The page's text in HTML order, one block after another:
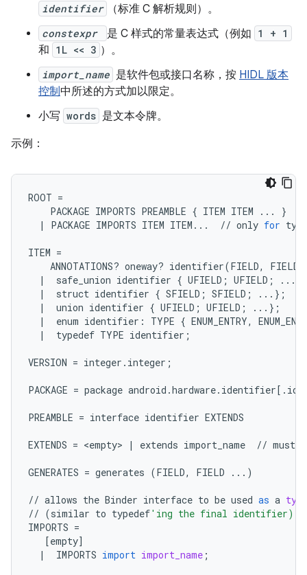
identifier （标准 C 解析规则）。
constexpr 是 C 样式的常量表达式（例如 1 + 1
和 1L << 3 ）。
import_name 是软件包或接口名称，按 HIDL 版本
控制中所述的方式加以限定。
小写 words 是文本令牌。
示例：
ROOT =
PACKAGE IMPORTS PREAMBLE { ITEM ITEM ... }
|
PACKAGE IMPORTS ITEM ITEM ... // only for
ITEM =
ANNOTATIONS? oneway? identifier(FIELD, FIELD
|
safe_union identifier { UFIELD ; UFIELD ; ...
|
struct identifier { SFIELD ; SFIELD ; ... };
|
union identifier { UFIELD ; UFIELD ; ... };
|
enum identifier : TYPE { ENUM_ENTRY,
|
typedef TYPE identifier ;
VERSION = integer . integer ;
PACKAGE = package android .hardware. identifier[ .
PREAMBLE = interface identifier EXTENDS
EXTENDS = <empty> | extends import_name // must
GENERATES = generates (FIELD, FIELD ... )
// allows the Binder interface to be used as a type
// (similar to typedef'ing the final identifier)
IMPORTS =
[empty]
|
IMPORTS import import_name ;